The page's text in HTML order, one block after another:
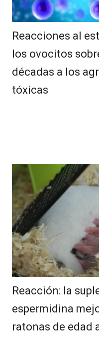
Reacciones al
los ovocitos
décadas a los
tóxicas
Reacción: la
espermidina
ratonas de edad